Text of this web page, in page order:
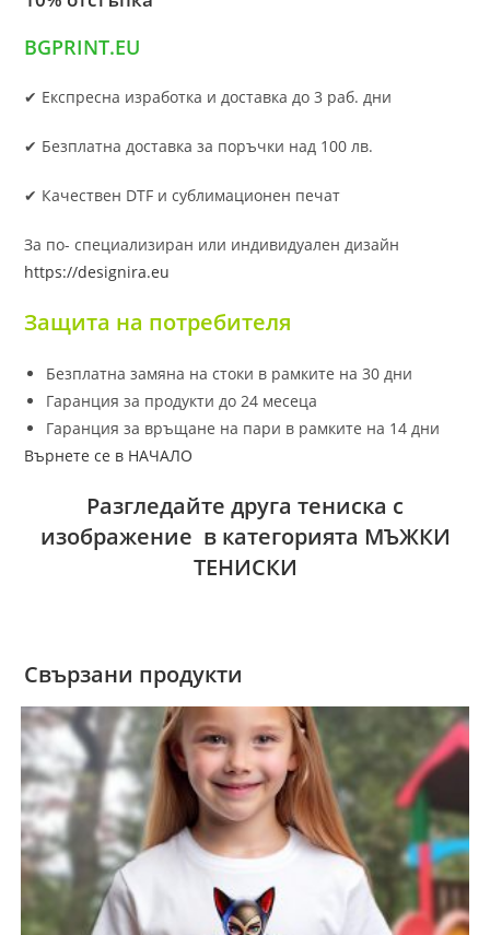
BGPRINT.EU
✔ Експресна изработка и доставка до 3 раб. дни
✔ Безплатна доставка за поръчки над 100 лв.
✔ Качествен DTF и сублимационен печат
За по- специализиран или индивидуален дизайн
https://designira.eu
Защита на потребителя
Безплатна замяна на стоки в рамките на 30 дни
Гаранция за продукти до 24 месеца
Гаранция за връщане на пари в рамките на 14 дни
Върнете се в НАЧАЛО
Разгледайте друга тениска с
изображение в категорията МЪЖКИ
ТЕНИСКИ
Свързани продукти